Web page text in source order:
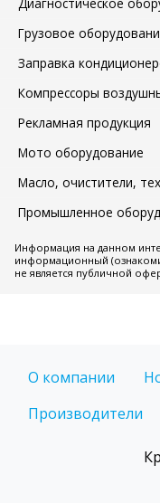
Грузовое
Заправка
Компрессоры
Рекламная продукция
Мото оборудование
Масло, очистители,
Промышленное
Информация на данном
информационный
не является публичной
О компании
Производители